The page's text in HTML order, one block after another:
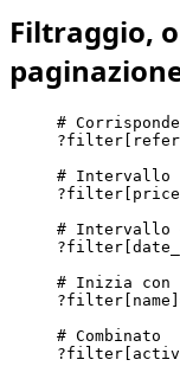
Filtraggio,
#
# Intervallo
# Intervallo
# Inizia con
# Combinato